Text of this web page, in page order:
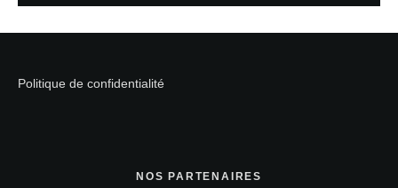
Politique de confidentialité
NOS PARTENAIRES